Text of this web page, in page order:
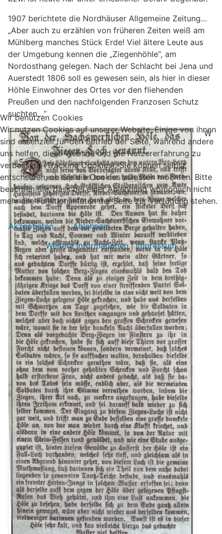
1907 berichtete die Nordhäuser Allgemeine Zeitung…
„Aber auch zu erzählen von früheren Zeiten weiß am
Mühlberg manches Stück Erde! Viel ältere Leute aus
der Umgebung kennen die „Ziegenhöhle“, am
Nordosthang gelegen. Nach der Schlacht bei Jena und
Auerstedt 1806 soll es gewesen sein, als hier in dieser
Höhle Einwohner des Ortes vor den fliehenden
Preußen und den nachfolgenden Franzosen Schutz
suchten…“
W
Wir benutzen Cookies
Wir nutzen Cookies auf unserer Website. Einige von ihnen
sind essenziell für den Betrieb der Seite, während andere
uns helfen, diese Website und die Nutzererfahrung zu
verbessern (Tracking Cookies). Sie können selbst
entscheiden, ob Sie die Cookies zulassen möchten. Bitte
beachten Sie, dass bei einer Ablehnung womöglich nicht
mehr alle Funktionalitäten der Seite zur Verfügung stehen.
Akzeptieren
Ablehnen
Weitere Informationen|Impressum